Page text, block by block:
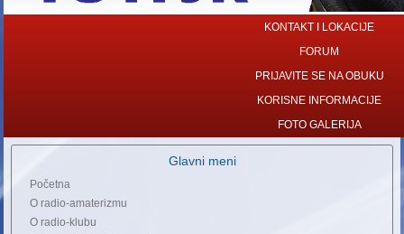
KONTAKT I LOKACIJE
FORUM
PRIJAVITE SE NA OBUKU
KORISNE INFORMACIJE
FOTO GALERIJA
Glavni meni
Početna
O radio-amaterizmu
O radio-klubu